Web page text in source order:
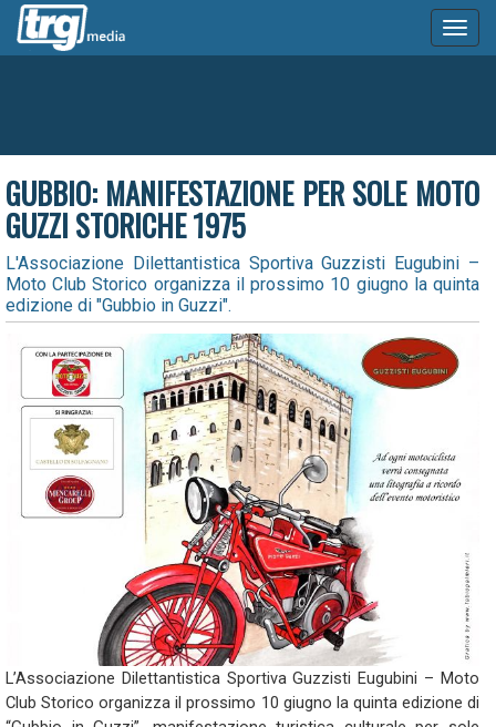
GUBBIO: MANIFESTAZIONE PER SOLE MOTO
GUZZI STORICHE 1975
L'Associazione Dilettantistica Sportiva Guzzisti Eugubini –
Moto Club Storico organizza il prossimo 10 giugno la quinta
edizione di "Gubbio in Guzzi".
L’Associazione Dilettantistica Sportiva Guzzisti Eugubini – Moto
Club Storico organizza il prossimo 10 giugno la quinta edizione di